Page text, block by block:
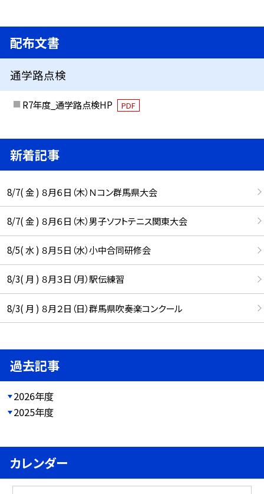
配布文書
通学路点検
R7年度_通学路点検HP PDF
新着記事
8/7( 金 ) ８月６日（木）Ｎコン群馬県大会
8/7( 金 ) ８月６日（木）男子ソフトテニス関東大会
8/5( 水 ) ８月５日（水）小中合同研修会
8/3( 月 ) ８月３日（月）駅伝練習
8/3( 月 ) ８月２日（日）群馬県吹奏楽コンクール
過去記事
2026年度
2025年度
カレンダー